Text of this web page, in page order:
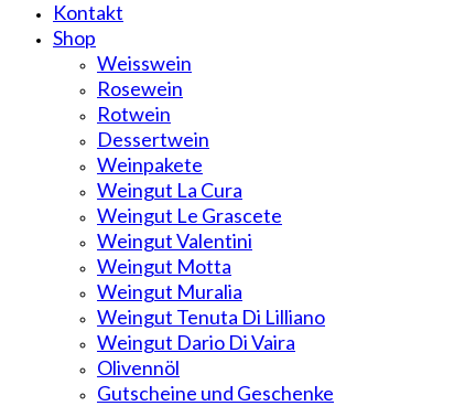
Kontakt
Shop
Weisswein
Rosewein
Rotwein
Dessertwein
Weinpakete
Weingut La Cura
Weingut Le Grascete
Weingut Valentini
Weingut Motta
Weingut Muralia
Weingut Tenuta Di Lilliano
Weingut Dario Di Vaira
Olivennöl
Gutscheine und Geschenke